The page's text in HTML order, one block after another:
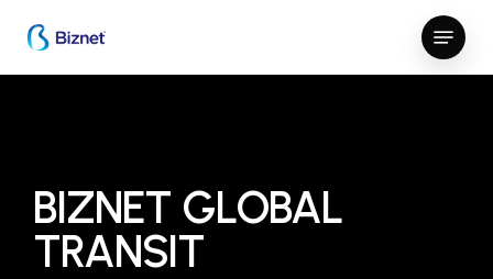
main
Menu
BIZNET GLOBAL
TRANSIT